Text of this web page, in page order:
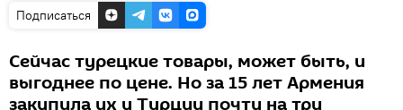
Подписаться
Сейчас турецкие товары, может быть, и
выгоднее по цене. Но за 15 лет Армения
закупила их у Турции почти на три